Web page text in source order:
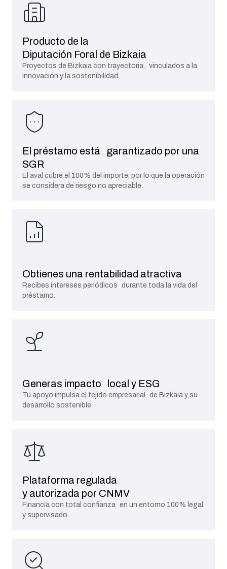
Producto de la
Diputación Foral de Bizkaia
Proyectos de Bizkaia con trayectoria, vinculados a la
El préstamo está garantizado por una
SGR
El aval cubre el 100% del importe, por lo que la operación
Obtienes una rentabilidad atractiva
Recibes intereses periódicos durante toda la vida del
Generas impacto local y ESG
Tu apoyo impulsa el tejido empresarial de Bizkaia y su
Plataforma regulada
y autorizada por CNMV
Financia con total confianza en un entorno 100% legal